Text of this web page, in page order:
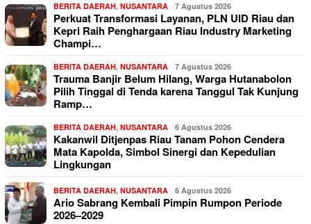
BERITA DAERAH, NUSANTARA 7 Agustus 2026
Perkuat Transformasi Layanan, PLN UID Riau dan
Kepri Raih Penghargaan Riau Industry Marketing
Champi…
BERITA DAERAH, NUSANTARA 7 Agustus 2026
Trauma Banjir Belum Hilang, Warga Hutanabolon
Pilih Tinggal di Tenda karena Tanggul Tak Kunjung
Ramp…
BERITA DAERAH, NUSANTARA 6 Agustus 2026
Kakanwil Ditjenpas Riau Tanam Pohon Cendera
Mata Kapolda, Simbol Sinergi dan Kepedulian
Lingkungan
BERITA DAERAH, NUSANTARA 6 Agustus 2026
Ario Sabrang Kembali Pimpin Rumpon Periode
2026–2029